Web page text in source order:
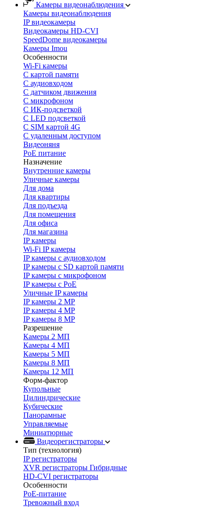
Камеры видеонаблюдения
Камеры видеонаблюдения
IP видеокамеры
Видеокамеры HD-CVI
SpeedDome видеокамеры
Камеры Imou
Особенности
Wi-Fi камеры
С картой памяти
С аудиовходом
С датчиком движения
С микрофоном
С ИК-подсветкой
С LED подсветкой
C SIM картой 4G
C удаленным доступом
Видеоняня
PoE питание
Назначение
Внутренние камеры
Уличные камеры
Для дома
Для квартиры
Для подъезда
Для помещения
Для офиса
Для магазина
IP камеры
Wi-Fi IP камеры
IP камеры с аудиовходом
IP камеры с SD картой памяти
IP камеры с микрофоном
IP камеры с PoE
Уличные IP камеры
IP камеры 2 MP
IP камеры 4 MP
IP камеры 8 MP
Разрешение
Камеры 2 МП
Камеры 4 МП
Камеры 5 МП
Камеры 8 МП
Камеры 12 МП
Форм-фактор
Купольные
Цилиндрические
Кубические
Панорамные
Управляемые
Миниатюрные
Видеорегистраторы
Тип (технология)
IP регистраторы
XVR регистраторы Гибридные
HD-CVI регистраторы
Особенности
PoE-питание
Тревожный вход